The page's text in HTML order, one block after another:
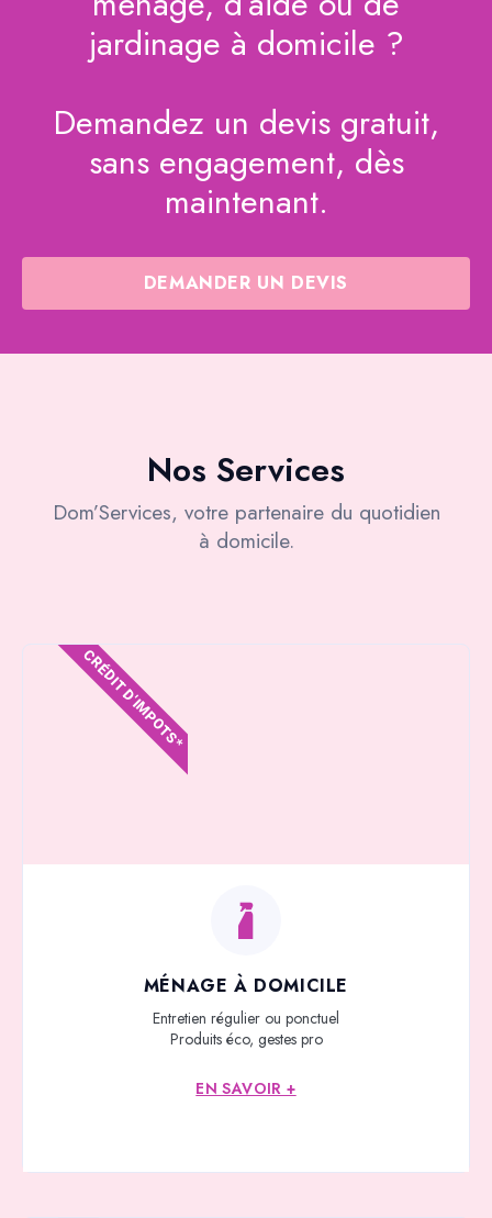
jardinage à domicile ?
Demandez un devis gratuit,
sans engagement, dès
maintenant.
DEMANDER UN DEVIS
Nos Services
Dom’Services, votre partenaire du quotidien
à domicile.
MÉNAGE À DOMICILE
Entretien régulier ou ponctuel
Produits éco, gestes pro
EN SAVOIR +
CRÉDIT D'IMPOTS*